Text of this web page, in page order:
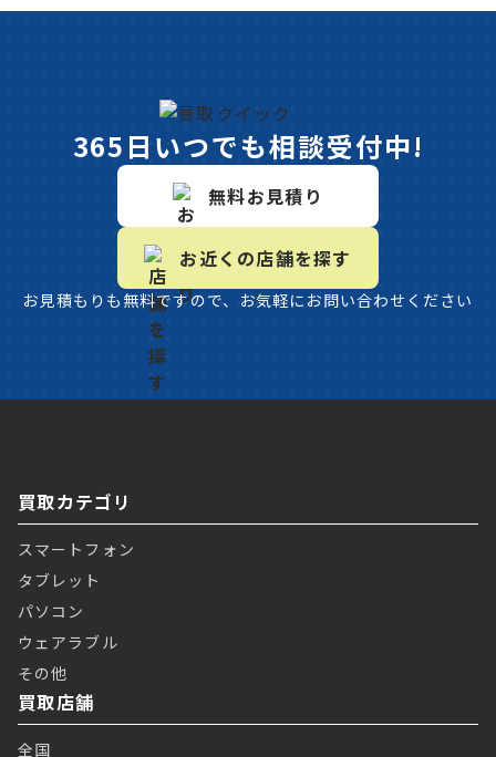
365日いつでも相談受付中!
無料お見積り
お近くの店舗を探す
お見積もりも無料ですので、お気軽にお問い合わせください
買取カテゴリ
スマートフォン
タブレット
パソコン
ウェアラブル
その他
買取店舗
全国